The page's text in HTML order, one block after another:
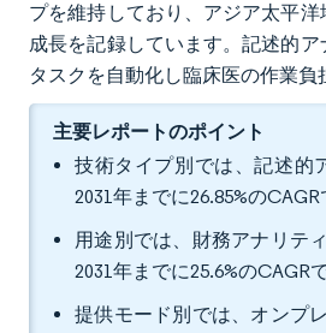
プを維持しており、アジア太平
成長を記録しています。記述的
タスクを自動化し臨床医の作業
主要レポートのポイント
技術タイプ別では、記述的
2031年までに26.85%の
用途別では、財務アナリテ
2031年までに25.6%のCAGR
提供モード別では、オンプ